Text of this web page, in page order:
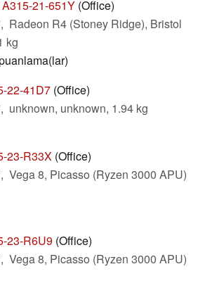
21-651Y (Office)
Radeon R4 (Stoney Ridge), Bristol
kg
22-41D7 (Office)
unknown, unknown, 1.94 kg
23-R33X (Office)
Vega 8, Picasso (Ryzen 3000 APU)
23-R6U9 (Office)
Vega 8, Picasso (Ryzen 3000 APU)